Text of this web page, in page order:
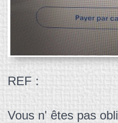
REF :
Vous n' êtes pas